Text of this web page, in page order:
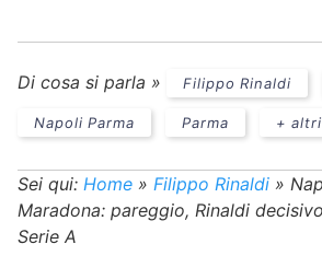
Di cosa si parla » Filippo Rinaldi
Napoli Parma Parma + altri
Sei qui: Home » Filippo Rinaldi »
Maradona: pareggio, Rinaldi
Serie A